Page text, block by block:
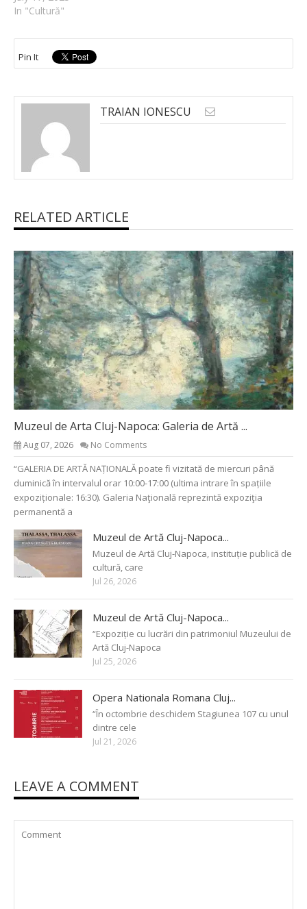
In "Cultură"
Pin It
TRAIAN IONESCU
RELATED ARTICLE
Muzeul de Arta Cluj-Napoca: Galeria de Artă ...
Aug 07, 2026 No Comments
“GALERIA DE ARTĂ NAȚIONALĂ poate fi vizitată de miercuri până
duminică în intervalul orar 10:00-17:00 (ultima intrare în spațiile
expoziționale: 16:30). Galeria Naţională reprezintă expoziţia
permanentă a
Muzeul de Artă Cluj-Napoca...
Muzeul de Artă Cluj-Napoca, instituție publică de
cultură, care
Jul 26, 2026
Muzeul de Artă Cluj-Napoca...
“Expoziție cu lucrări din patrimoniul Muzeului de
Artă Cluj-Napoca
Jul 25, 2026
Opera Nationala Romana Cluj...
“În octombrie deschidem Stagiunea 107 cu unul
dintre cele
Jul 21, 2026
LEAVE A COMMENT